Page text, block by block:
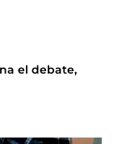
el debate,